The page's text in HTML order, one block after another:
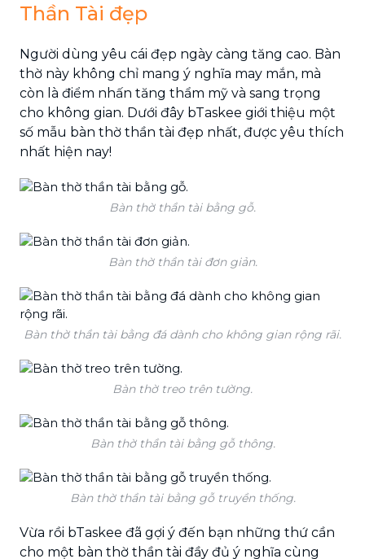
Thần Tài đẹp
Người dùng yêu cái đẹp ngày càng tăng cao. Bàn
thờ này không chỉ mang ý nghĩa may mắn, mà
còn là điểm nhấn tăng thẩm mỹ và sang trọng
cho không gian. Dưới đây bTaskee giới thiệu một
số mẫu bàn thờ thần tài đẹp nhất, được yêu thích
nhất hiện nay!
Bàn thờ thần tài bằng gỗ.
Bàn thờ thần tài đơn giản.
Bàn thờ thần tài bằng đá dành cho không gian rộng rãi.
Bàn thờ treo trên tường.
Bàn thờ thần tài bằng gỗ thông.
Bàn thờ thần tài bằng gỗ truyền thống.
Vừa rồi bTaskee đã gợi ý đến bạn những thứ cần
cho một bàn thờ thần tài đầy đủ ý nghĩa cùng